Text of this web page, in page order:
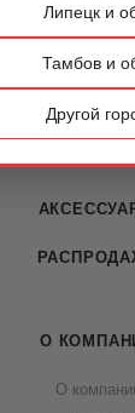
Липецк и
Тамбов и
Другой
КАТАЛОГ
ОБУВЬ
СУМКИ
О
О